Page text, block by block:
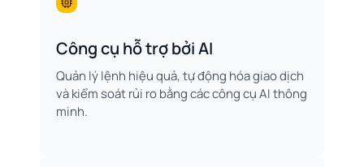
Công cụ hỗ trợ bởi AI
Quản lý lệnh hiệu quả, tự động hóa giao dịch
và kiểm soát rủi ro bằng các công cụ AI thông
minh.